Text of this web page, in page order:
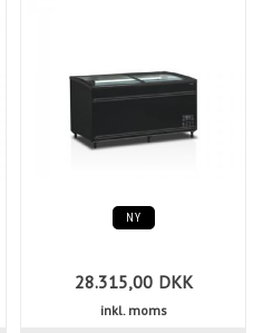
NY
28.315,00 DKK
inkl. moms